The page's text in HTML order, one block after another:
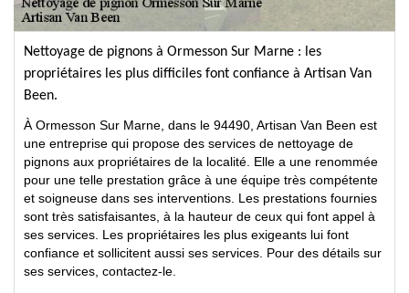
Nettoyage de pignons à Ormesson Sur Marne : les
propriétaires les plus difficiles font confiance à Artisan Van
Been.
À Ormesson Sur Marne, dans le 94490, Artisan Van Been est
une entreprise qui propose des services de nettoyage de
pignons aux propriétaires de la localité. Elle a une renommée
pour une telle prestation grâce à une équipe très compétente
et soigneuse dans ses interventions. Les prestations fournies
sont très satisfaisantes, à la hauteur de ceux qui font appel à
ses services. Les propriétaires les plus exigeants lui font
confiance et sollicitent aussi ses services. Pour des détails sur
ses services, contactez-le.